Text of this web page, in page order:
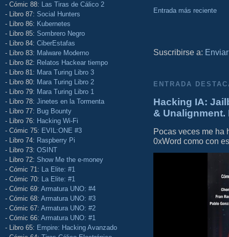
- Cómic 88: Las Tiras de Cálico 2
- Libro 87: Social Hunters
- Libro 86: Kubernetes
- Libro 85: Sombrero Negro
- Libro 84: CiberEstafas
- Libro 83: Malware Moderno
- Libro 82: Relatos Hackear tiempo
- Libro 81: Mara Turing Libro 3
- Libro 80: Mara Turing Libro 2
- Libro 79: Mara Turing Libro 1
- Libro 78: Jinetes en la Tormenta
- Libro 77: Bug Bounty
- Libro 76: Hacking Wi-Fi
- Cómic 75: EVIL:ONE #3
- Libro 74: Raspberry Pi
- Libro 73: OSINT
- Libro 72: Show Me the e-money
- Cómic 71: La Elite: #1
- Cómic 70: La Elite: #1
- Cómic 69: Armatura UNO: #4
- Cómic 68: Armatura UNO: #3
- Cómic 67: Armatura UNO: #2
- Cómic 66: Armatura UNO: #1
- Libro 65: Empire: Hacking Avanzado
Entrada más reciente
Suscribirse a:
ENTRADA
Hacking IA:
&
Pocas veces me ha
0xWord como con